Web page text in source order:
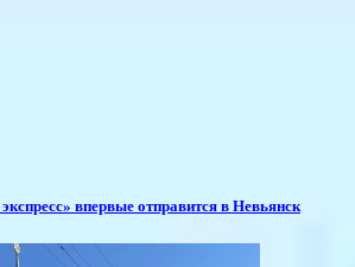
впервые отправится в Невьянск